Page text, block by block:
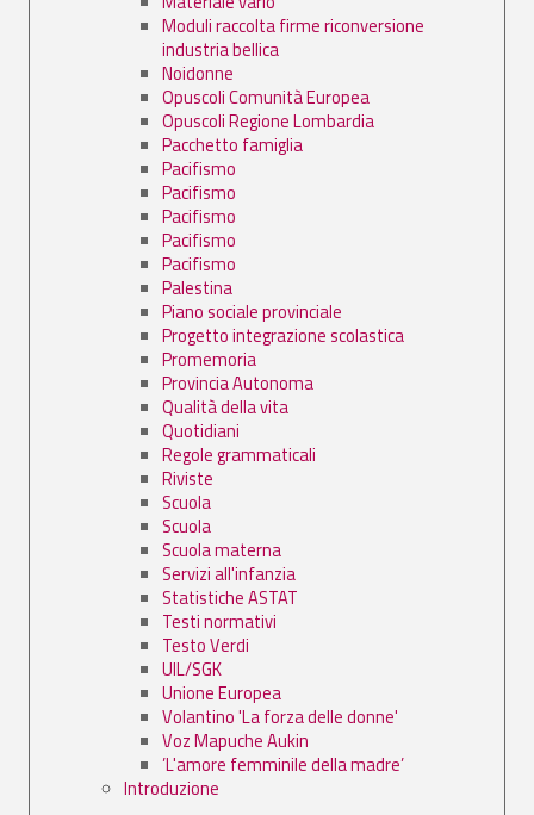
Moduli raccolta firme riconversione
industria bellica
Noidonne
Opuscoli Comunità Europea
Opuscoli Regione Lombardia
Pacchetto famiglia
Pacifismo
Pacifismo
Pacifismo
Pacifismo
Pacifismo
Palestina
Piano sociale provinciale
Progetto integrazione scolastica
Promemoria
Provincia Autonoma
Qualità della vita
Quotidiani
Regole grammaticali
Riviste
Scuola
Scuola
Scuola materna
Servizi all'infanzia
Statistiche ASTAT
Testi normativi
Testo Verdi
UIL/SGK
Unione Europea
Volantino 'La forza delle donne'
Voz Mapuche Aukin
’L'amore femminile della madre’
Introduzione